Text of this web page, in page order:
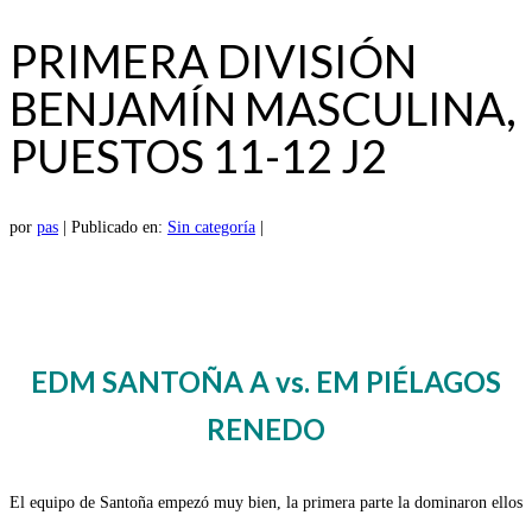
PRIMERA DIVISIÓN
BENJAMÍN MASCULINA,
PUESTOS 11-12 J2
por pas Publicado en: Sin categoría
EDM SANTOÑA A vs. EM PIÉLAGOS
RENEDO
El equipo de Santoña empezó muy bien, la primera parte la dominaron ellos